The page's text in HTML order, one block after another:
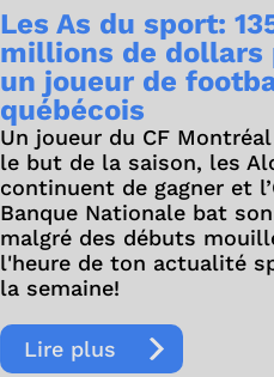
Les As du sport:
millions de dollars
un joueur de
québécois
Un joueur du CF
le but de la saison, les
continuent de gagner et
Banque Nationale bat
malgré des débuts
l'heure de ton actualité
la semaine!
Lire plus